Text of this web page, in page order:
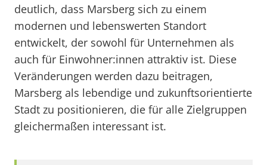
deutlich, dass Marsberg sich zu einem
modernen und lebenswerten Standort
entwickelt, der sowohl für Unternehmen als
auch für Einwohner:innen attraktiv ist. Diese
Veränderungen werden dazu beitragen,
Marsberg als lebendige und zukunftsorientierte
Stadt zu positionieren, die für alle Zielgruppen
gleichermaßen interessant ist.